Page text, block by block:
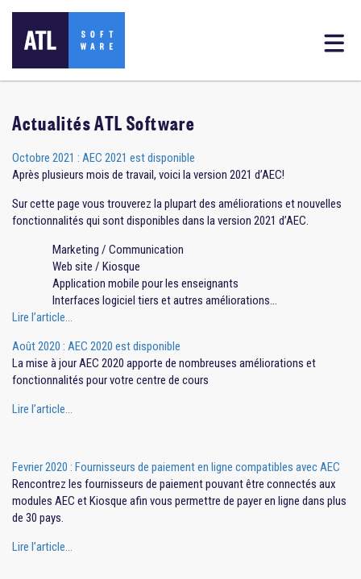
Actualités ATL Software
Octobre 2021 : AEC 2021 est disponible
Après plusieurs mois de travail, voici la version 2021 d’AEC!
Sur cette page vous trouverez la plupart des améliorations et nouvelles
fonctionnalités qui sont disponibles dans la version 2021 d’AEC.
Marketing / Communication
Web site / Kiosque
Application mobile pour les enseignants
Interfaces logiciel tiers et autres améliorations…
Lire l’article…
Août 2020 : AEC 2020 est disponible
La mise à jour AEC 2020 apporte de nombreuses améliorations et
fonctionnalités pour votre centre de cours
Lire l’article…
Fevrier 2020 : Fournisseurs de paiement en ligne compatibles avec AEC
Rencontrez les fournisseurs de paiement pouvant être connectés aux
modules AEC et Kiosque afin vous permettre de payer en ligne dans plus
de 30 pays.
Lire l’article…